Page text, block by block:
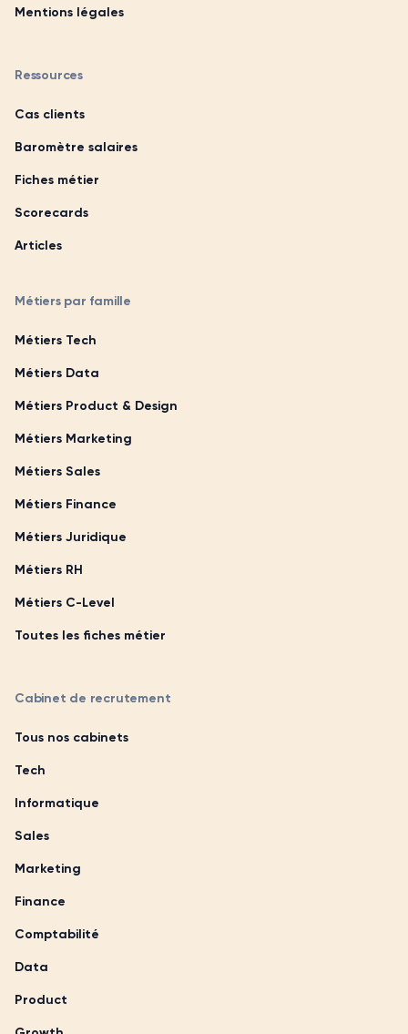
Mentions légales
Ressources
Cas clients
Baromètre salaires
Fiches métier
Scorecards
Articles
Métiers par famille
Métiers Tech
Métiers Data
Métiers Product & Design
Métiers Marketing
Métiers Sales
Métiers Finance
Métiers Juridique
Métiers RH
Métiers C-Level
Toutes les fiches métier
Cabinet de recrutement
Tous nos cabinets
Tech
Informatique
Sales
Marketing
Finance
Comptabilité
Data
Product